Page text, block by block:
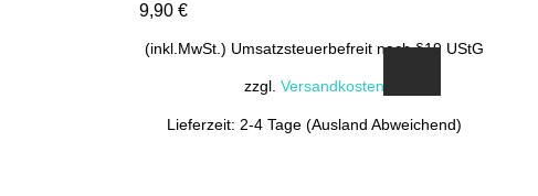
9,90 €
(inkl.MwSt.) Umsatzsteuerbefreit nach §19 UStG
zzgl. Versandkosten
Lieferzeit: 2-4 Tage (Ausland Abweichend)